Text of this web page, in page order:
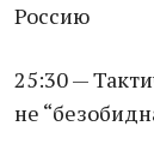
Россию
25:30 —
не